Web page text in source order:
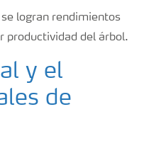
logran rendimientos
productividad del árbol.
y el
de